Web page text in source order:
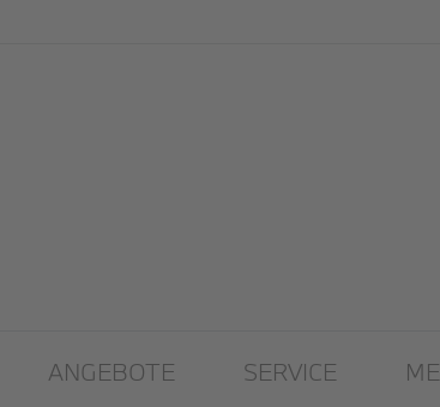
ANGEBOTE SERVICE